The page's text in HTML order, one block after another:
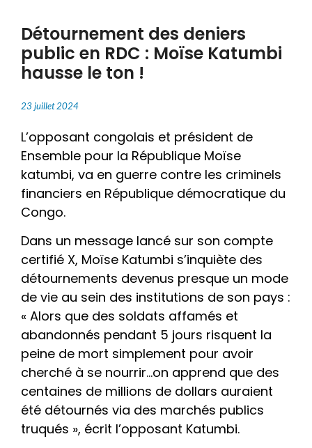
Détournement des deniers
public en RDC : Moïse Katumbi
hausse le ton !
23 juillet 2024
L’opposant congolais et président de
Ensemble pour la République Moïse
katumbi, va en guerre contre les criminels
financiers en République démocratique du
Congo.
Dans un message lancé sur son compte
certifié X, Moïse Katumbi s’inquiète des
détournements devenus presque un mode
de vie au sein des institutions de son pays :
« Alors que des soldats affamés et
abandonnés pendant 5 jours risquent la
peine de mort simplement pour avoir
cherché à se nourrir…on apprend que des
centaines de millions de dollars auraient
été détournés via des marchés publics
truqués », écrit l’opposant Katumbi.